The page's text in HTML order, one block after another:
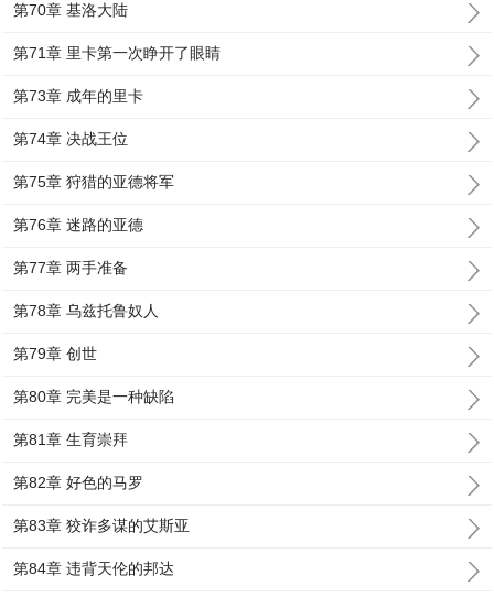
第70章 基洛大陆
第71章 里卡第一次睁开了眼睛
第73章 成年的里卡
第74章 决战王位
第75章 狩猎的亚德将军
第76章 迷路的亚德
第77章 两手准备
第78章 乌兹托鲁奴人
第79章 创世
第80章 完美是一种缺陷
第81章 生育崇拜
第82章 好色的马罗
第83章 狡诈多谋的艾斯亚
第84章 违背天伦的邦达